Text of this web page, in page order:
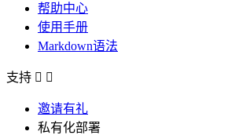
帮助中心
使用手册
Markdown语法
支持  
邀请有礼
私有化部署